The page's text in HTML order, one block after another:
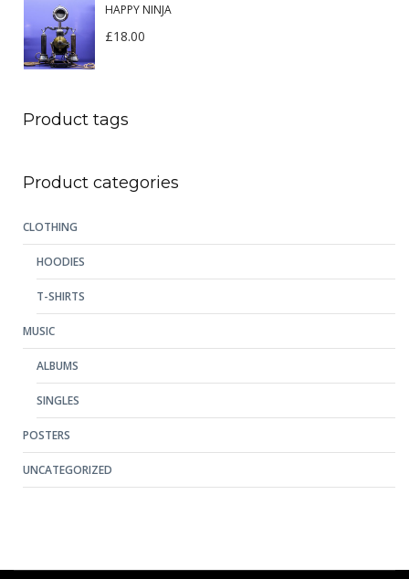
HAPPY NINJA
£18.00
Product tags
Product categories
CLOTHING
HOODIES
T-SHIRTS
MUSIC
ALBUMS
SINGLES
POSTERS
UNCATEGORIZED